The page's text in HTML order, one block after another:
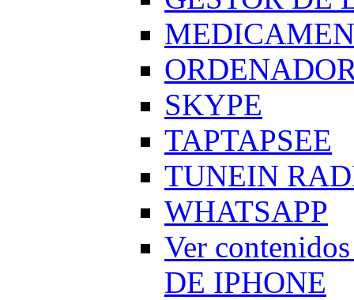
SKYPE
TAPTAPSEE
TUNEIN
WHATSAPP
Ver
DE IPHONE